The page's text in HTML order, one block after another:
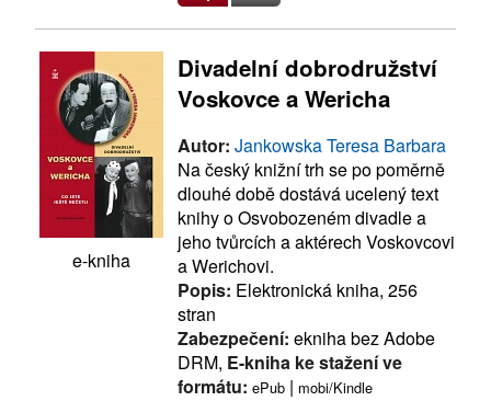
e-kniha
Divadelní dobrodružství
Voskovce a Wericha
Autor: Jankowska Teresa Barbara
Na český knižní trh se po poměrně
dlouhé době dostává ucelený text
knihy o Osvobozeném divadle a
jeho tvůrcích a aktérech Voskovcovi
a Werichovi.
Popis: Elektronická kniha, 256
stran
Zabezpečení: ekniha bez Adobe
DRM, E-kniha ke stažení ve
formátu: ePub | mobi/Kindle